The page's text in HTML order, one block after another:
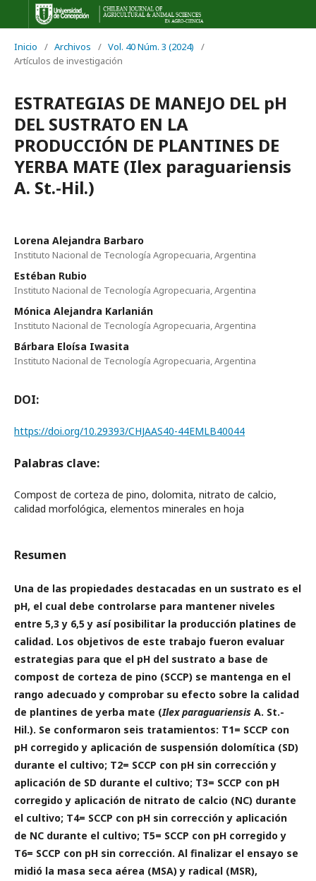
Inicio / Archivos / Vol. 40 Núm. 3 (2024)
/
Artículos de investigación
ESTRATEGIAS DE MANEJO DEL pH
DEL SUSTRATO EN LA
PRODUCCIÓN DE PLANTINES DE
YERBA MATE (Ilex paraguariensis
A. St.-Hil.)
Lorena Alejandra Barbaro
Instituto Nacional de Tecnología Agropecuaria, Argentina
Estéban Rubio
Instituto Nacional de Tecnología Agropecuaria, Argentina
Mónica Alejandra Karlanián
Instituto Nacional de Tecnología Agropecuaria, Argentina
Bárbara Eloísa Iwasita
Instituto Nacional de Tecnología Agropecuaria, Argentina
DOI:
https://doi.org/10.29393/CHJAAS40-44EMLB40044
Palabras clave:
Compost de corteza de pino, dolomita, nitrato de calcio,
calidad morfológica, elementos minerales en hoja
Resumen
Una de las propiedades destacadas en un sustrato es el
pH, el cual debe controlarse para mantener niveles
entre 5,3 y 6,5 y así posibilitar la producción platines de
calidad. Los objetivos de este trabajo fueron evaluar
estrategias para que el pH del sustrato a base de
compost de corteza de pino (SCCP) se mantenga en el
rango adecuado y comprobar su efecto sobre la calidad
de plantines de yerba mate (Ilex paraguariensis A. St.-
Hil.). Se conformaron seis tratamientos: T1= SCCP con
pH corregido y aplicación de suspensión dolomítica (SD)
durante el cultivo; T2= SCCP con pH sin corrección y
aplicación de SD durante el cultivo; T3= SCCP con pH
corregido y aplicación de nitrato de calcio (NC) durante
el cultivo; T4= SCCP con pH sin corrección y aplicación
de NC durante el cultivo; T5= SCCP con pH corregido y
T6= SCCP con pH sin corrección. Al finalizar el ensayo se
midió la masa seca aérea (MSA) y radical (MSR),